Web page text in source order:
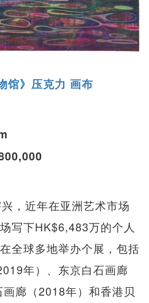
馆》压克力 画布
，近年在亚洲艺术市场
写下HK$6,483万的个人
全球多地举办个展，包括
年）、东京白石画廊
画廊（2018年）和香港贝